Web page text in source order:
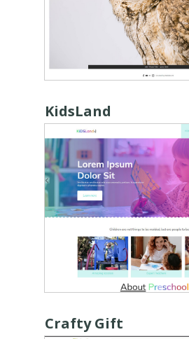
KidsLand
Crafty Gift